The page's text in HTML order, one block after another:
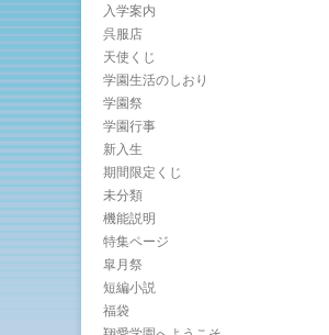
入学案内
呉服店
天使くじ
学園生活のしおり
学園祭
学園行事
新入生
期間限定くじ
未分類
機能説明
特集ページ
皐月祭
短編小説
福袋